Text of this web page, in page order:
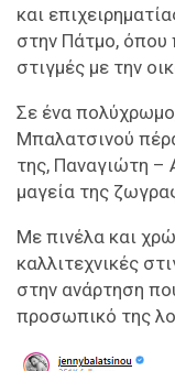
και
στην Πάτμο, όπου
στιγμές με την
Σε ένα
Μπαλατσινού
της, Παναγιώτη –
μαγεία της
Με πινέλα και
καλλιτεχνικές
στην ανάρτηση
προσωπικό της